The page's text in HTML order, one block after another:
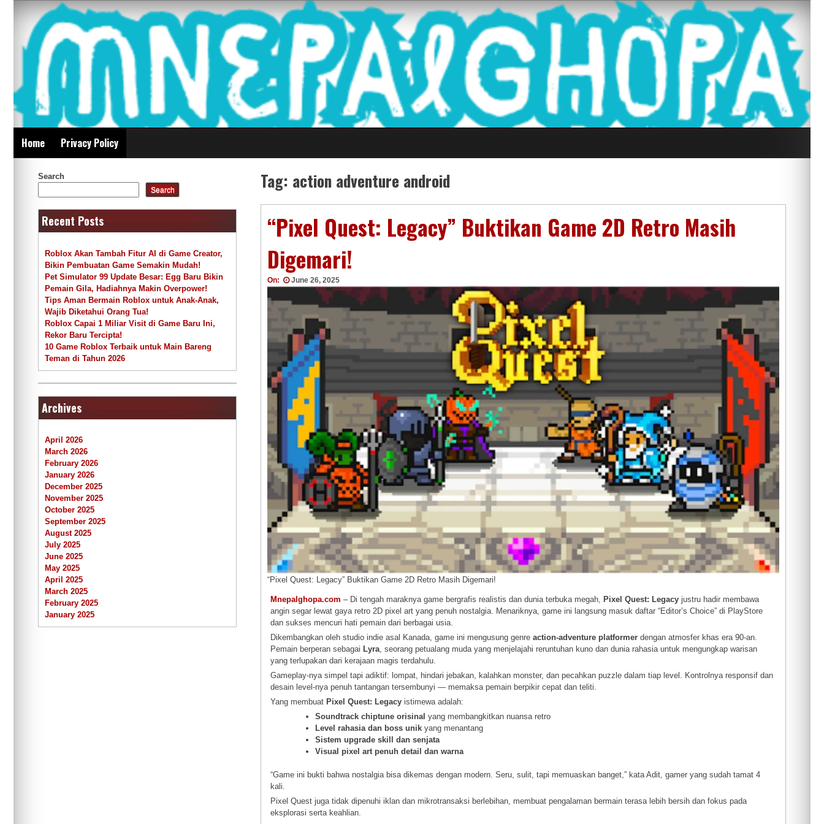
content
Mnepalghopa Review Game Terkini Paling Seluruh Di
Indonesia
Home Privacy Policy
Tag: action adventure android
“Pixel Quest: Legacy” Buktikan Game 2D Retro Masih
Digemari!
On: June 26, 2025
“Pixel Quest: Legacy” Buktikan Game 2D Retro Masih Digemari!
Mnepalghopa.com – Di tengah maraknya game bergrafis realistis dan dunia terbuka megah,Pixel Quest: Legacy justru hadir membawa
angin segar lewat gaya retro 2D pixel art yang penuh nostalgia. Menariknya, game ini langsung masuk daftar “Editor’s Choice” di PlayStore
dan sukses mencuri hati pemain dari berbagai usia.
Dikembangkan oleh studio indie asal Kanada, game ini mengusung genreaction-adventure platformer dengan atmosfer khas era 90-an.
Pemain berperan sebagaiLyra , seorang petualang muda yang menjelajahi reruntuhan kuno dan dunia rahasia untuk mengungkap warisan
yang terlupakan dari kerajaan magis terdahulu.
Gameplay-nya simpel tapi adiktif: lompat, hindari jebakan, kalahkan monster, dan pecahkan puzzle dalam tiap level. Kontrolnya responsif dan
desain level-nya penuh tantangan tersembunyi — memaksa pemain berpikir cepat dan teliti.
Yang membuat Pixel Quest: Legacy istimewa adalah:
Soundtrack chiptune orisinal yang membangkitkan nuansa retro
Level rahasia dan boss unik yang menantang
Sistem upgrade skill dan senjata
Visual pixel art penuh detail dan warna
“Game ini bukti bahwa nostalgia bisa dikemas dengan modern. Seru, sulit, tapi memuaskan banget,” kata Adit, gamer yang sudah tamat 4
kali.
Pixel Quest juga tidak dipenuhi iklan dan mikrotransaksi berlebihan, membuat pengalaman bermain terasa lebih bersih dan fokus pada
eksplorasi serta keahlian.
Search
Search
Recent Posts
Roblox Akan Tambah Fitur AI di Game Creator,
Bikin Pembuatan Game Semakin Mudah!
Pet Simulator 99 Update Besar: Egg Baru Bikin
Pemain Gila, Hadiahnya Makin Overpower!
Tips Aman Bermain Roblox untuk Anak-Anak,
Wajib Diketahui Orang Tua!
Roblox Capai 1 Miliar Visit di Game Baru Ini,
Rekor Baru Tercipta!
10 Game Roblox Terbaik untuk Main Bareng
Teman di Tahun 2026
Archives
April 2026
March 2026
February 2026
January 2026
December 2025
November 2025
October 2025
September 2025
August 2025
July 2025
June 2025
May 2025
April 2025
March 2025
February 2025
January 2025